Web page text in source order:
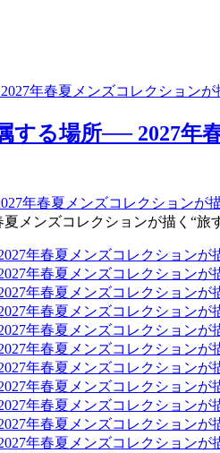
年春夏メンズコレクション
する場所── 2027
メンズコレクションが描く“